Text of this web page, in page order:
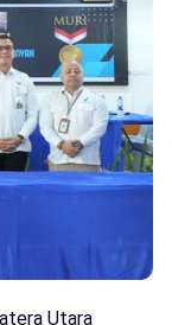
Utara